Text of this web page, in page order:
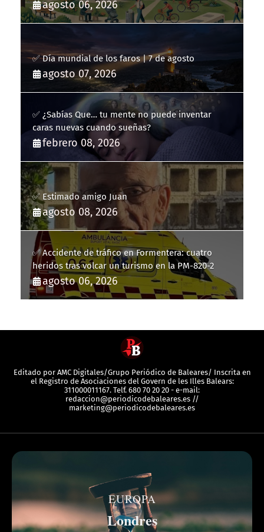
agosto 06, 2026
✅ Día mundial de los faros | 7 de agosto
agosto 07, 2026
✅ ¿Sabías Que… tu mente no puede inventar
caras nuevas cuando sueñas?
febrero 08, 2026
✅ Estimado amigo Juan
agosto 08, 2026
✅ Accidente de tráfico en Formentera: cuatro
heridos tras volcar un turismo en la PM-820-2
agosto 06, 2026
Editado por AMC Digitales/Grupo Periódico de Baleares/ Inscrita en
el Registro de Asociaciones del Govern de les Illes Balears:
311000011167. Telf. 680 70 20 20 - e-mail:
redaccion@periodicodebaleares.es //
marketing@periodicodebaleares.es
EUROPA
Londres